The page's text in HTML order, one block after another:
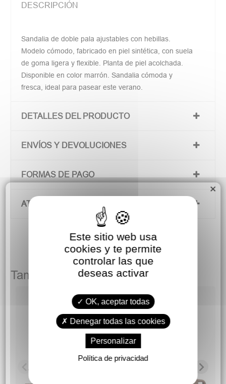
DESCRIPCIÓN
Sandalia de doble pala ajustables con hebillas.
Modelo cómodo, fabricado en piel sintética, con suela
de goma ligera y flexible. Planta de piel acolchada.
Disponible en color marrón. Sandalia cómoda y
fresca, ideal para pasear este verano.
DETALLES DEL PRODUCTO
ENVÍOS Y DEVOLUCIONES
FORMAS DE PAGO
ATENCIÓN AL CLIENTE
También podría gustarte
×
Este sitio web usa
cookies y te permite
controlar las que
deseas activar
OK, aceptar todas
Denegar todas las cookies
Personalizar
Política de privacidad